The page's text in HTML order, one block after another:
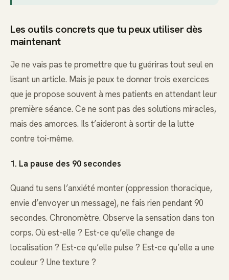
Les outils concrets que tu peux utiliser dès
maintenant
Je ne vais pas te promettre que tu guériras tout seul en
lisant un article. Mais je peux te donner trois exercices
que je propose souvent à mes patients en attendant leur
première séance. Ce ne sont pas des solutions miracles,
mais des amorces. Ils t’aideront à sortir de la lutte
contre toi-même.
1. La pause des 90 secondes
Quand tu sens l’anxiété monter (oppression thoracique,
envie d’envoyer un message), ne fais rien pendant 90
secondes. Chronomètre. Observe la sensation dans ton
corps. Où est-elle ? Est-ce qu’elle change de
localisation ? Est-ce qu’elle pulse ? Est-ce qu’elle a une
couleur ? Une texture ?